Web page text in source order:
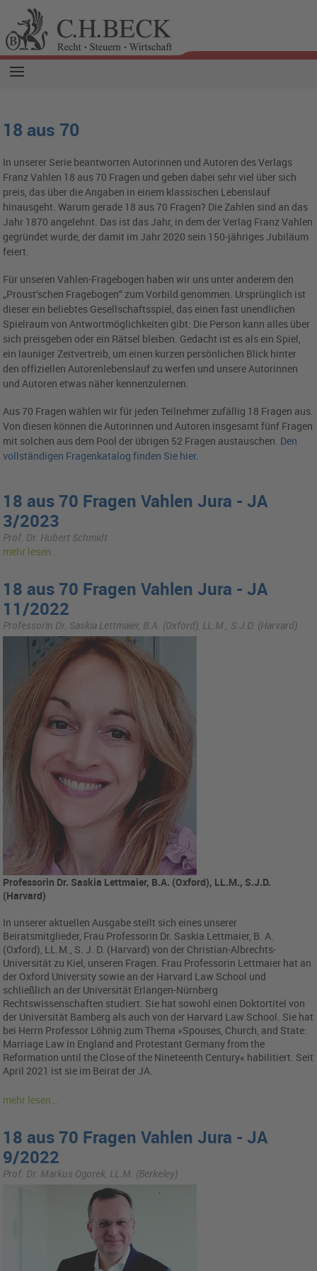
18 aus 70
In unserer Serie beantworten Autorinnen und Autoren des Verlags
Franz Vahlen 18 aus 70 Fragen und geben dabei sehr viel über sich
preis, das über die Angaben in einem klassischen Lebenslauf
hinausgeht. Warum gerade 18 aus 70 Fragen? Die Zahlen sind an das
Jahr 1870 angelehnt. Das ist das Jahr, in dem der Verlag Franz Vahlen
gegründet wurde, der damit im Jahr 2020 sein 150-jähriges Jubiläum
feiert.
Für unseren Vahlen-Fragebogen haben wir uns unter anderem den
„Proust‘schen Fragebogen“ zum Vorbild genommen. Ursprünglich ist
dieser ein beliebtes Gesellschaftsspiel, das einen fast unendlichen
Spielraum von Antwortmöglichkeiten gibt: Die Person kann alles über
sich preisgeben oder ein Rätsel bleiben. Gedacht ist es als ein Spiel,
ein launiger Zeitvertreib, um einen kurzen persönlichen Blick hinter
den offiziellen Autorenlebenslauf zu werfen und unsere Autorinnen
und Autoren etwas näher kennenzulernen.
Aus 70 Fragen wählen wir für jeden Teilnehmer zufällig 18 Fragen aus.
Von diesen können die Autorinnen und Autoren insgesamt fünf Fragen
mit solchen aus dem Pool der übrigen 52 Fragen austauschen. Den
vollständigen Fragenkatalog finden Sie hier.
18 aus 70 Fragen Vahlen Jura - JA
3/2023
Prof. Dr. Hubert Schmidt
mehr lesen…
18 aus 70 Fragen Vahlen Jura - JA
11/2022
Professorin Dr. Saskia Lettmaier, B.A. (Oxford), LL.M., S.J.D. (Harvard)
Professorin Dr. Saskia Lettmaier, B.A. (Oxford), LL.M., S.J.D.
(Harvard)
In unserer aktuellen Ausgabe stellt sich eines unserer
Beiratsmitglieder, Frau Professorin Dr. Saskia Lettmaier, B. A.
(Oxford), LL.M., S. J. D. (Harvard) von der Christian-Albrechts-
Universität zu Kiel, unseren Fragen. Frau Professorin Lettmaier hat an
der Oxford University sowie an der Harvard Law School und
schließlich an der Universität Erlangen-Nürnberg
Rechtswissenschaften studiert. Sie hat sowohl einen Doktortitel von
der Universität Bamberg als auch von der Harvard Law School. Sie hat
bei Herrn Professor Löhnig zum Thema »Spouses, Church, and State:
Marriage Law in England and Protestant Germany from the
Reformation until the Close of the Nineteenth Century« habilitiert. Seit
April 2021 ist sie im Beirat der JA.
mehr lesen…
18 aus 70 Fragen Vahlen Jura - JA
9/2022
Prof. Dr. Markus Ogorek, LL.M. (Berkeley)